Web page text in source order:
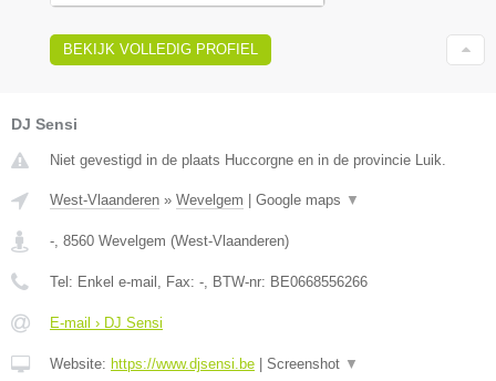
BEKIJK VOLLEDIG PROFIEL
DJ Sensi
Niet gevestigd in de plaats Huccorgne en in de provincie Luik.
West-Vlaanderen » Wevelgem Google maps ▼
- 8560 Wevelgem (West-Vlaanderen)
Tel: Enkel e-mail , Fax: - , BTW-nr: BE0668556266
E-mail › DJ Sensi
Website: https://www.djsensi.be Screenshot ▼